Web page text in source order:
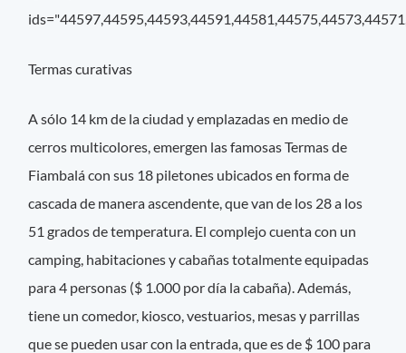
Termas curativas
A sólo 14 km de la ciudad y emplazadas en medio de
cerros multicolores, emergen las famosas Termas de
Fiambalá con sus 18 piletones ubicados en forma de
cascada de manera ascendente, que van de los 28 a los
51 grados de temperatura. El complejo cuenta con un
camping, habitaciones y cabañas totalmente equipadas
para 4 personas ($ 1.000 por día la cabaña). Además,
tiene un comedor, kiosco, vestuarios, mesas y parrillas
que se pueden usar con la entrada, que es de $ 100 para